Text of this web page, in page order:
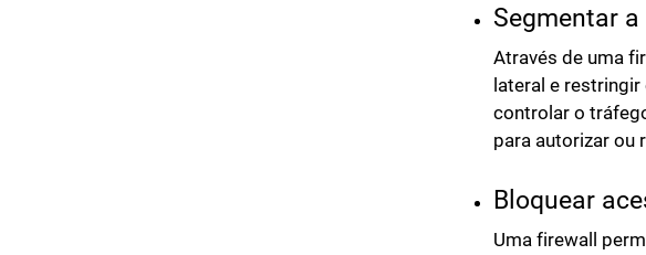
Segmentar a
Através de uma
lateral e
controlar o
para autorizar ou
Bloquear
Uma firewall